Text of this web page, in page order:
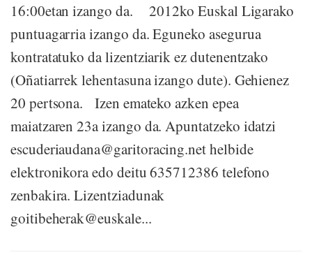
16:00etan izango da. 2012ko Euskal Ligarako
puntuagarria izango da. Eguneko asegurua
kontratatuko da lizentziarik ez dutenentzako
(Oñatiarrek lehentasuna izango dute). Gehienez
20 pertsona. Izen emateko azken epea
maiatzaren 23a izango da. Apuntatzeko idatzi
escuderiaudana@garitoracing.net helbide
elektronikora edo deitu 635712386 telefono
zenbakira. Lizentziadunak
goitibeherak@euskale...